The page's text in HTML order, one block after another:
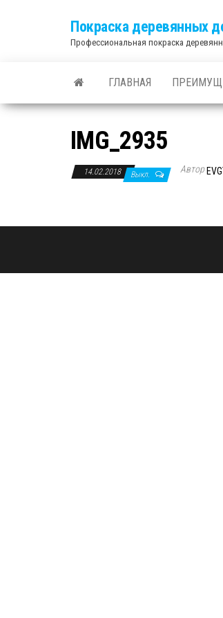
Покраска деревянных
Профессиональная покраска
ГЛАВНАЯ
IMG_2935
14.02.2018 Выкл. Автор